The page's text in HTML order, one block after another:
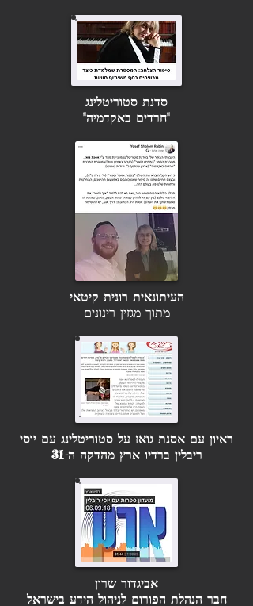
סדנת סטוריטלינג
"חרדים באקדמיה"
העיתונאית רונית קיטאי
מתוך מגזין רינונים
ראיון עם אסנת גואז על סטוריטלינג עם יוסי
ריבלין ברדיו ארץ מהדקה ה-31
אביגדור שרון
חבר הנהלת הפורום לניהול הידע בישראל